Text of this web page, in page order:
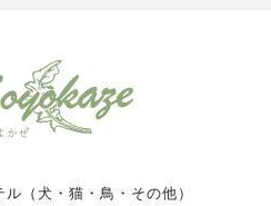
（犬・猫・鳥・その他）